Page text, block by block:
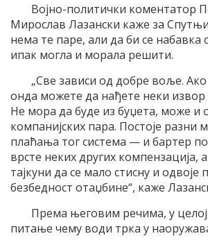
Војно-политички коментатор
Мирослав Лазански каже за
нема те паре, али да би се набавка
ипак могла и морала решити.
„Све зависи од добре воље.
онда можете да нађете неки
Не мора да буде из буџета, може и
компанијских пара. Постоје разни
плаћања тог система — и бартер
врсте неких других компензација,
тајкуни да се мало стисну и одвоје
безбедност отаџбине“, каже
Према његовим речима, у
питање чему води трка у